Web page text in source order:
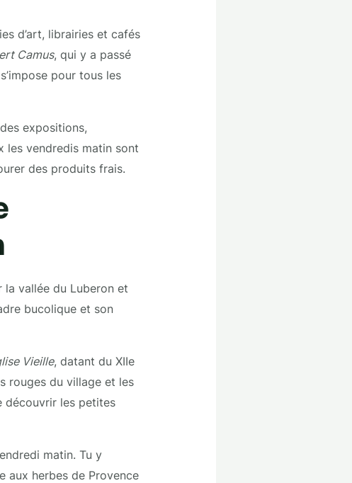
d’art, librairies et cafés
Camus, qui y a passé
pour tous les
expositions,
les vendredis matin sont
des produits frais.
vallée du Luberon et
bucolique et son
Vieille, datant du XIIe
rouges du village et les
découvrir les petites
matin. Tu y
aux herbes de Provence